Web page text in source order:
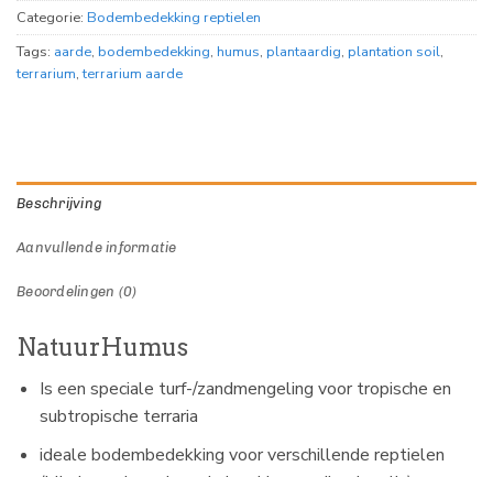
Categorie: Bodembedekking reptielen
Tags: aarde, bodembedekking, humus, plantaardig, plantation soil,
terrarium,terrarium aarde
Beschrijving
Aanvullende informatie
Beoordelingen (0)
NatuurHumus
Is een speciale turf-/zandmengeling voor tropische en
subtropische terraria
ideale bodembedekking voor verschillende reptielen